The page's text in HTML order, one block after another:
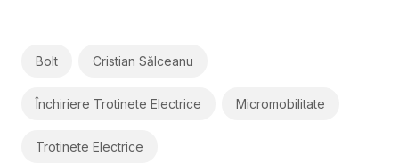
Bolt Cristian Sălceanu
Închiriere Trotinete Electrice Micromobilitate
Trotinete Electrice